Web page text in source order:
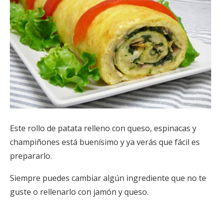
Este rollo de patata relleno con queso, espinacas y
champiñones está buenísimo y ya verás que fácil es
prepararlo.
Siempre puedes cambiar algún ingrediente que no te
guste o rellenarlo con jamón y queso.